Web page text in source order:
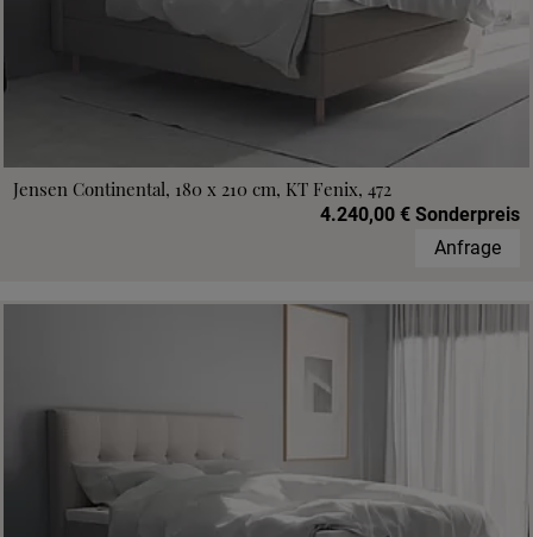
Jensen Continental, 180 x 210 cm, KT Fenix, 472
4.240,00 € Sonderpreis
Anfrage